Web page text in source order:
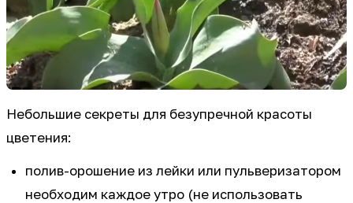
Небольшие секреты для безупречной красоты
цветения:
полив-орошение из лейки или пульверизатором
необходим каждое утро (не использовать